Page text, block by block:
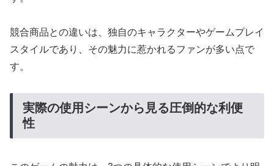
競合商品との違いは、独自のキャラクターやゲームプレイ
スタイルであり、その魅力に惹かれるファンが多い点で
す。
実際の使用シーンから見る圧倒的な利便
性